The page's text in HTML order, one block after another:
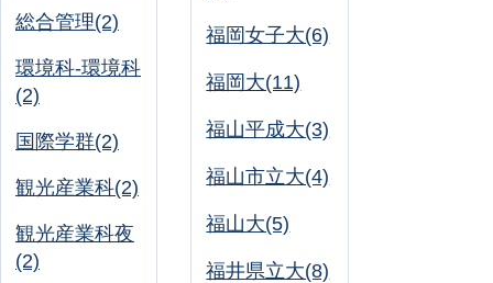
総合管理(2)
環境科-環境科
(2)
国際学群(2)
観光産業科(2)
観光産業科夜
(2)
福岡女子大(6)
福岡大(11)
福山平成大(3)
福山市立大(4)
福山大(5)
福井県立大(8)